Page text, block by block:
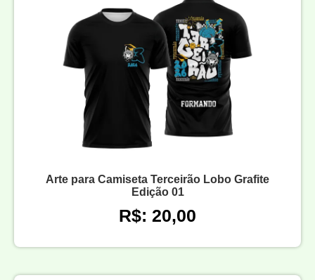
Arte para Camiseta Terceirão Lobo Grafite
Edição 01
R$: 20,00